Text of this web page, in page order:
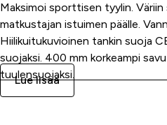
Maksimoi sporttisen tyylin. Väriin
matkustajan istuimen päälle.
Hiilikuitukuvioinen tankin suoja
suojaksi. 400 mm korkeampi
tuulensuojaksi.
Lue lisää